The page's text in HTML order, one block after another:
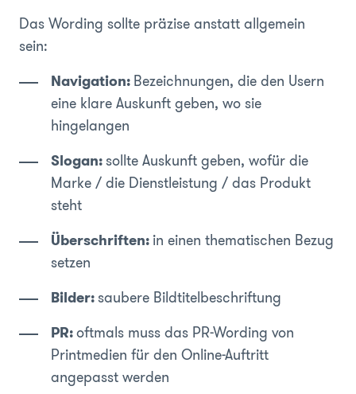
Das Wording sollte präzise anstatt allgemein
sein:
Navigation:Bezeichnungen, die den Usern
eine klare Auskunft geben, wo sie
hingelangen
Slogan:sollte Auskunft geben, wofür die
Marke / die Dienstleistung / das Produkt
steht
Überschriften:in einen thematischen Bezug
setzen
Bilder:saubere Bildtitelbeschriftung
PR:oftmals muss das PR-Wording von
Printmedien für den Online-Auftritt
angepasst werden